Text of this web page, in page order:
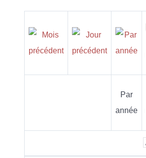
Par
année